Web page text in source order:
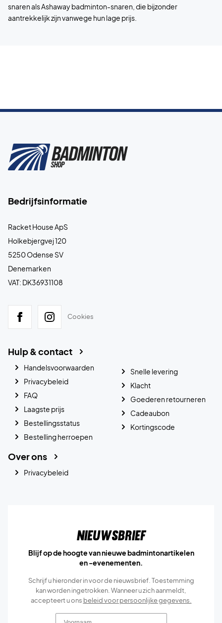
snaren als Ashaway badminton-snaren, die bijzonder
aantrekkelijk zijn vanwege hun lage prijs.
Bedrijfsinformatie
Racket House ApS
Holkebjergvej 120
5250 Odense SV
Denemarken
VAT: DK36931108
Cookies
Hulp & contact
Handelsvoorwaarden
Privacybeleid
FAQ
Laagste prijs
Bestellingsstatus
Bestelling herroepen
Snelle levering
Klacht
Goederen retourneren
Cadeaubon
Kortingscode
Over ons
Privacybeleid
Nieuwsbrief
Blijf op de hoogte van nieuwe badmintonartikelen
en -evenementen.
Schrijf u hieronder in voor de nieuwsbrief. Toestemming
kan worden ingetrokken. Wanneer u zich aanmeldt,
accepteert u ons beleid voor persoonlijke gegevens.